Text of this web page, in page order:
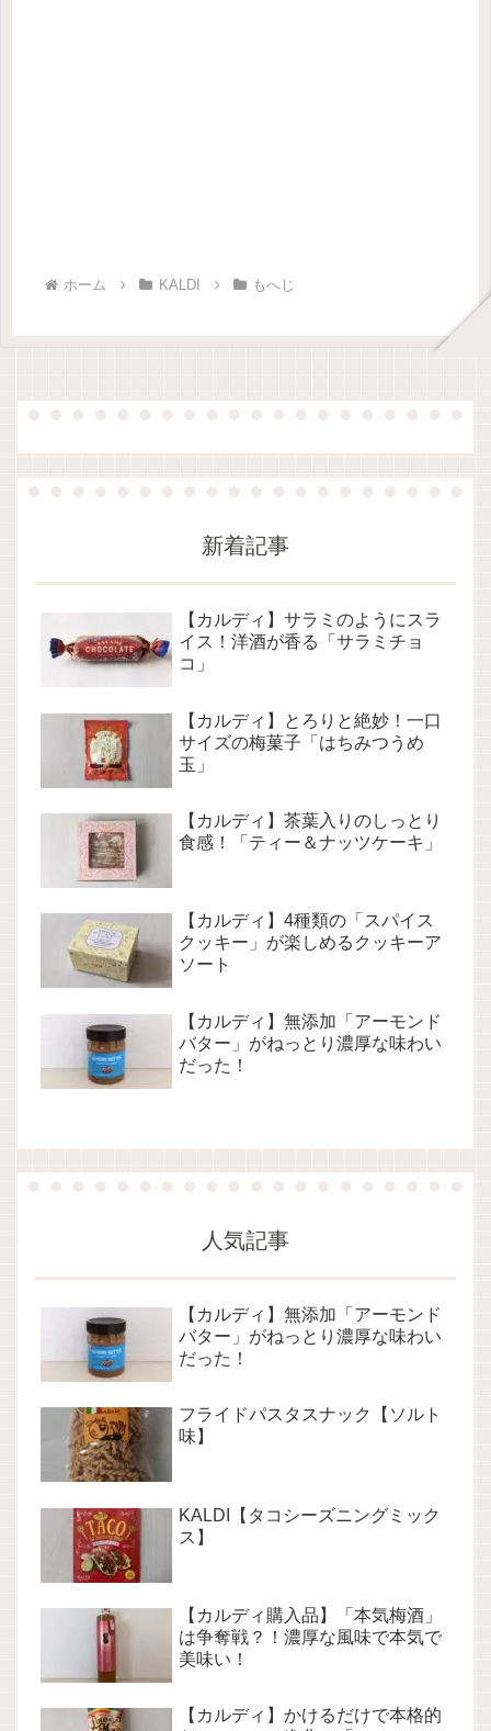
ホーム KALDI もへじ
新着記事
【カルディ】サラミのようにスラ
イス！洋酒が香る「サラミチョ
コ」
【カルディ】とろりと絶妙！一口
サイズの梅菓子「はちみつうめ
玉」
【カルディ】茶葉入りのしっとり
食感！「ティー＆ナッツケーキ」
【カルディ】4種類の「スパイス
クッキー」が楽しめるクッキーア
ソート
【カルディ】無添加「アーモンド
バター」がねっとり濃厚な味わい
だった！
人気記事
【カルディ】無添加「アーモンド
バター」がねっとり濃厚な味わい
だった！
フライドパスタスナック【ソルト
味】
KALDI【タコシーズニングミック
ス】
【カルディ購入品】「本気梅酒」
は争奪戦？！濃厚な風味で本気で
美味い！
【カルディ】かけるだけで本格的